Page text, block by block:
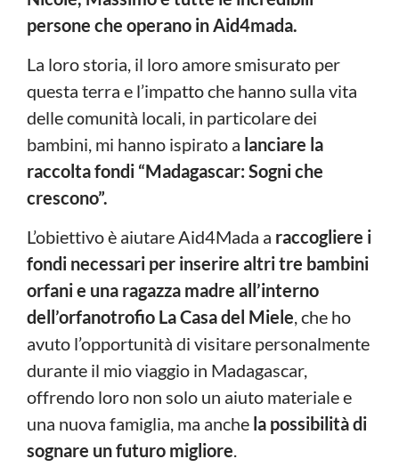
persone che operano in Aid4mada.
La loro storia, il loro amore smisurato per
questa terra e l’impatto che hanno sulla vita
delle comunità locali, in particolare dei
bambini, mi hanno ispirato a lanciare la
raccolta fondi “Madagascar: Sogni che
crescono”.
L’obiettivo è aiutare Aid4Mada a raccogliere i
fondi necessari per inserire altri tre bambini
orfani e una ragazza madre all’interno
dell’orfanotrofio La Casa del Miele, che ho
avuto l’opportunità di visitare personalmente
durante il mio viaggio in Madagascar,
offrendo loro non solo un aiuto materiale e
una nuova famiglia, ma anche la possibilità di
sognare un futuro migliore.